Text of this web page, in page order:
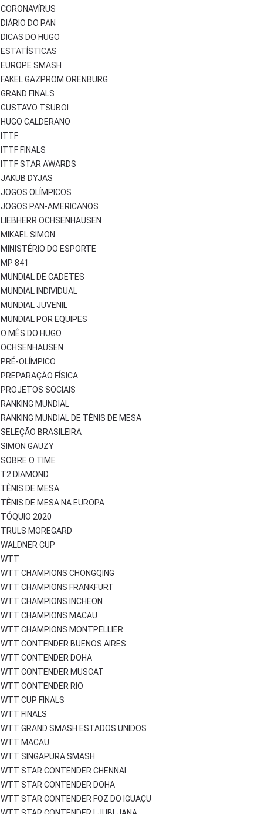
CORONAVÍRUS
DIÁRIO DO PAN
DICAS DO HUGO
ESTATÍSTICAS
EUROPE SMASH
FAKEL GAZPROM ORENBURG
GRAND FINALS
GUSTAVO TSUBOI
HUGO CALDERANO
ITTF
ITTF FINALS
ITTF STAR AWARDS
JAKUB DYJAS
JOGOS OLÍMPICOS
JOGOS PAN-AMERICANOS
LIEBHERR OCHSENHAUSEN
MIKAEL SIMON
MINISTÉRIO DO ESPORTE
MP 841
MUNDIAL DE CADETES
MUNDIAL INDIVIDUAL
MUNDIAL JUVENIL
MUNDIAL POR EQUIPES
O MÊS DO HUGO
OCHSENHAUSEN
PRÉ-OLÍMPICO
PREPARAÇÃO FÍSICA
PROJETOS SOCIAIS
RANKING MUNDIAL
RANKING MUNDIAL DE TÊNIS DE MESA
SELEÇÃO BRASILEIRA
SIMON GAUZY
SOBRE O TIME
T2 DIAMOND
TÊNIS DE MESA
TÊNIS DE MESA NA EUROPA
TÓQUIO 2020
TRULS MOREGARD
WALDNER CUP
WTT
WTT CHAMPIONS CHONGQING
WTT CHAMPIONS FRANKFURT
WTT CHAMPIONS INCHEON
WTT CHAMPIONS MACAU
WTT CHAMPIONS MONTPELLIER
WTT CONTENDER BUENOS AIRES
WTT CONTENDER DOHA
WTT CONTENDER MUSCAT
WTT CONTENDER RIO
WTT CUP FINALS
WTT FINALS
WTT GRAND SMASH ESTADOS UNIDOS
WTT MACAU
WTT SINGAPURA SMASH
WTT STAR CONTENDER CHENNAI
WTT STAR CONTENDER DOHA
WTT STAR CONTENDER FOZ DO IGUAÇU